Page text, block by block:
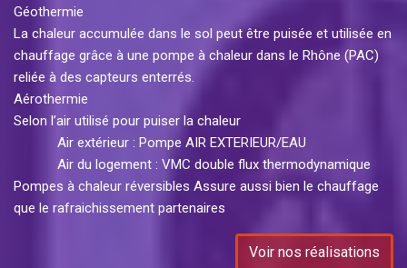
Géothermie
La chaleur accumulée dans le sol peut être puisée et utilisée en
chauffage grâce à une pompe à chaleur dans le Rhône (PAC)
reliée à des capteurs enterrés.
Aérothermie
Selon l’air utilisé pour puiser la chaleur
Air extérieur : Pompe AIR EXTERIEUR/EAU
Air du logement : VMC double flux thermodynamique
Pompes à chaleur réversibles Assure aussi bien le chauffage
que le rafraichissement partenaires
Voir nos réalisations